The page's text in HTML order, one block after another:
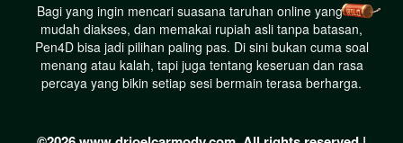
Bagi yang ingin mencari suasana taruhan online yang fair,
mudah diakses, dan memakai rupiah asli tanpa batasan,
Pen4D bisa jadi pilihan paling pas. Di sini bukan cuma soal
menang atau kalah, tapi juga tentang keseruan dan rasa
percaya yang bikin setiap sesi bermain terasa berharga.